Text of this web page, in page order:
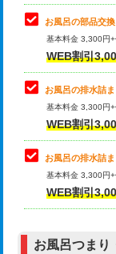
トイレタンク脱着
トイレ便器脱着
タンクレストイ
小便器トイレ脱着
その他部品の脱着
交換・取付（タ
お風呂の部品交
基本料金 3,300円
WEB割引
お風呂の排水詰
基本料金 3,300円
WEB割引
お風呂の排水詰
基本料金 3,300円
WEB割引
お風呂つまり